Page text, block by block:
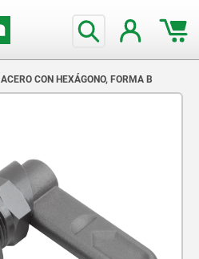
CON HEXÁGONO, FORMA B